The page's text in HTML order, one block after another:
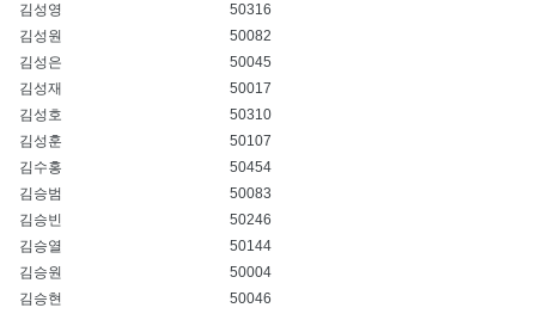
김성영
50316
김성원
50082
김성은
50045
김성재
50017
김성호
50310
김성훈
50107
김수홍
50454
김승범
50083
김승빈
50246
김승열
50144
김승원
50004
김승현
50046